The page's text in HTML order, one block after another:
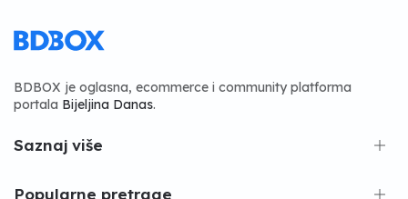
BDBOX je oglasna, ecommerce i community platforma
portala Bijeljina Danas.
Saznaj više
Popularne pretrage